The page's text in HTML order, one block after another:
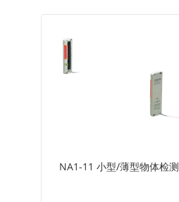
NA1-11 小型/薄型物体检